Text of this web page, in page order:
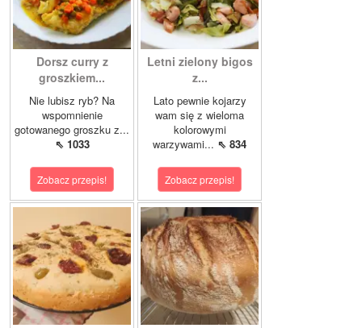
Dorsz curry z
groszkiem...
Nie lubisz ryb? Na
wspomnienie
gotowanego groszku z...
⇖ 1033
Zobacz przepis!
Letni zielony bigos
z...
Lato pewnie kojarzy
wam się z wieloma
kolorowymi
warzywami... ⇖ 834
Zobacz przepis!